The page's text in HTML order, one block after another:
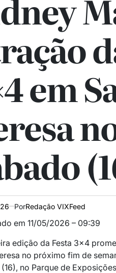
em
PorRedação VIXFeed
em 11/05/2026 – 09:39
edição da Festa 3×4
no próximo fim de
no Parque de